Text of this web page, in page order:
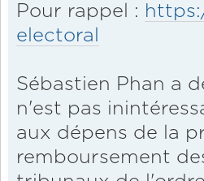
Pour rappel :
electoral
Sébastien Phan a
n'est pas
aux dépens de la
remboursement